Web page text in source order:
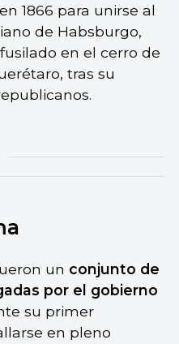
1866 para unirse al
de Habsburgo,
en el cerro de
tras su
un conjunto de
por el gobierno
su primer
en pleno